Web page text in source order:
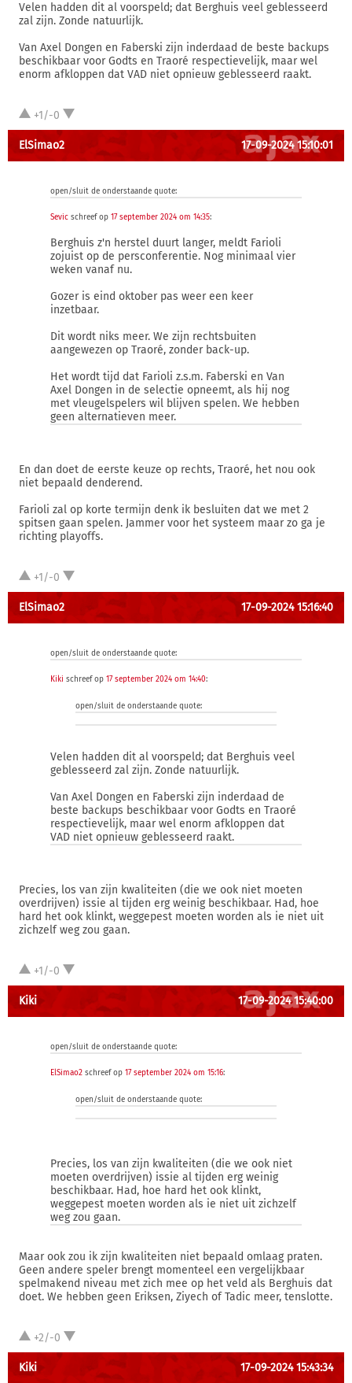
Velen hadden dit al voorspeld; dat Berghuis veel geblesseerd
zal zijn. Zonde natuurlijk.
Van Axel Dongen en Faberski zijn inderdaad de beste backups
beschikbaar voor Godts en Traoré respectievelijk, maar wel
enorm afkloppen dat VAD niet opnieuw geblesseerd raakt.
+1/-0
ElSimao2 17-09-2024 15:10:01
open/sluit de onderstaande quote:
Sevic schreef op 17 september 2024 om 14:35:
Berghuis z'n herstel duurt langer, meldt Farioli
zojuist op de persconferentie. Nog minimaal vier
weken vanaf nu.
Gozer is eind oktober pas weer een keer
inzetbaar.
Dit wordt niks meer. We zijn rechtsbuiten
aangewezen op Traoré, zonder back-up.
Het wordt tijd dat Farioli z.s.m. Faberski en Van
Axel Dongen in de selectie opneemt, als hij nog
met vleugelspelers wil blijven spelen. We hebben
geen alternatieven meer.
En dan doet de eerste keuze op rechts, Traoré, het nou ook
niet bepaald denderend.
Farioli zal op korte termijn denk ik besluiten dat we met 2
spitsen gaan spelen. Jammer voor het systeem maar zo ga je
richting playoffs.
+1/-0
ElSimao2 17-09-2024 15:16:40
open/sluit de onderstaande quote:
Kiki schreef op 17 september 2024 om 14:40:
open/sluit de onderstaande quote:
Velen hadden dit al voorspeld; dat Berghuis veel
geblesseerd zal zijn. Zonde natuurlijk.
Van Axel Dongen en Faberski zijn inderdaad de
beste backups beschikbaar voor Godts en Traoré
respectievelijk, maar wel enorm afkloppen dat
VAD niet opnieuw geblesseerd raakt.
Precies, los van zijn kwaliteiten (die we ook niet moeten
overdrijven) issie al tijden erg weinig beschikbaar. Had, hoe
hard het ook klinkt, weggepest moeten worden als ie niet uit
zichzelf weg zou gaan.
+1/-0
Kiki 17-09-2024 15:40:00
open/sluit de onderstaande quote:
ElSimao2 schreef op 17 september 2024 om 15:16:
open/sluit de onderstaande quote:
Precies, los van zijn kwaliteiten (die we ook niet
moeten overdrijven) issie al tijden erg weinig
beschikbaar. Had, hoe hard het ook klinkt,
weggepest moeten worden als ie niet uit zichzelf
weg zou gaan.
Maar ook zou ik zijn kwaliteiten niet bepaald omlaag praten.
Geen andere speler brengt momenteel een vergelijkbaar
spelmakend niveau met zich mee op het veld als Berghuis dat
doet. We hebben geen Eriksen, Ziyech of Tadic meer, tenslotte.
+2/-0
Kiki 17-09-2024 15:43:34